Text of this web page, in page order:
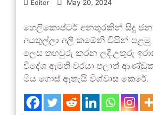
Editor May 20, 2024
හෙලිකොප්ටර් අනතුරකින් සිදු
අයතුල්ලා අලි කමේනි විසින්
ලෙස තහවුරු කරන ලදී.උතුරු
විදේශ ඇමති වරයා පලාත්
මිය ගොස් ඇතැයි විශ්වාස කෙරේ.